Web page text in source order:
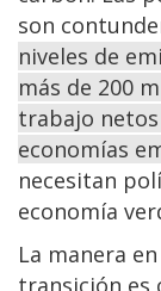
son
niveles de
más de 200
trabajo netos
economías
necesitan
economía
La manera
transición es